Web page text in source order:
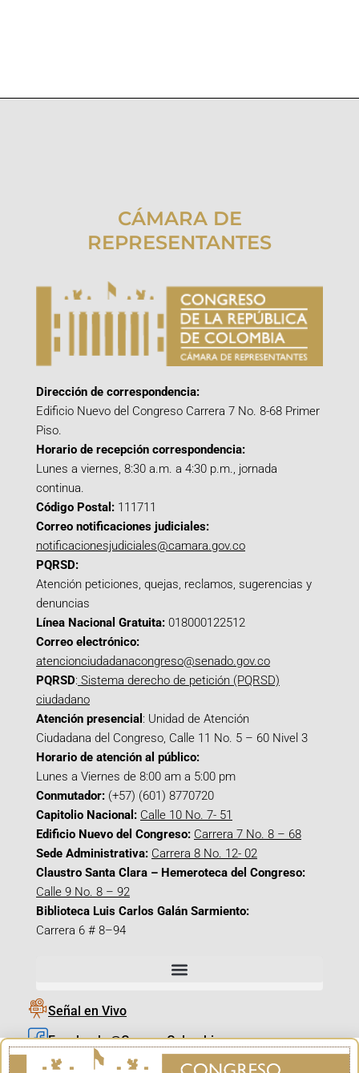
CÁMARA DE
REPRESENTANTES
Dirección de correspondencia:
Edificio Nuevo del Congreso Carrera 7 No. 8-68 Primer
Piso.
Horario de recepción correspondencia:
Lunes a viernes, 8:30 a.m. a 4:30 p.m., jornada
continua.
Código Postal: 111711
Correo notificaciones judiciales:
notificacionesjudiciales@camara.gov.co
PQRSD:
Atención peticiones, quejas, reclamos, sugerencias y
denuncias
Línea Nacional Gratuita: 018000122512
Correo electrónico:
atencionciudadanacongreso@senado.gov.co
PQRSD: Sistema derecho de petición (PQRSD)
ciudadano
Atención presencial : Unidad de Atención
Ciudadana del Congreso, Calle 11 No. 5 – 60 Nivel 3
Horario de atención al público:
Lunes a Viernes de 8:00 am a 5:00 pm
Conmutador: (+57) (601) 8770720
Capitolio Nacional: Calle 10 No. 7- 51
Edificio Nuevo del Congreso: Carrera 7 No. 8 – 68
Sede Administrativa: Carrera 8 No. 12- 02
Claustro Santa Clara – Hemeroteca del Congreso:
Calle 9 No. 8 – 92
Biblioteca Luis Carlos Galán Sarmiento:
Carrera 6 # 8–94
Señal en Vivo
Facebook_@CamaraColombia